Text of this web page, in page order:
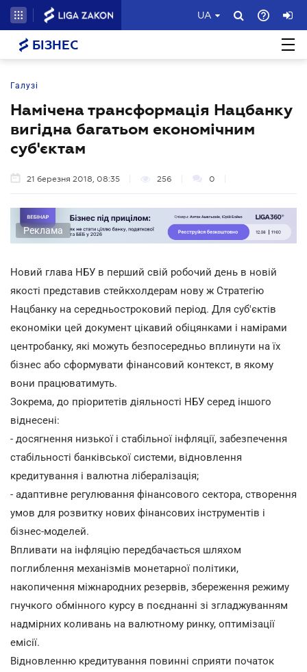
UA
БІЗНЕС
Галузі
Намічена трансформація Нацбанку
вигідна багатьом економічним
суб'єктам
21 березня 2018, 08:35 256 0
Реклама
Новий глава НБУ в перший свій робочий день в новій
якості представив стейкхолдерам нову ж Стратегію
Нацбанку на середньостроковий період. Для суб'єктів
економіки цей документ цікавий обіцянками і намірами
центробанку, які можуть безпосередньо вплинути на їх
бізнес або сформувати фінансовий контекст, в якому
вони працюватимуть.
Зокрема, до пріоритетів діяльності НБУ серед іншого
віднесені:
- досягнення низької і стабільної інфляції, забезпечення
стабільності банківської системи, відновлення
кредитування і валютна лібералізація;
- адаптивне регулювання фінансового сектора, створення
умов для розвитку нових фінансових інструментів і
бізнес-моделей.
Впливати на інфляцію передбачається шляхом
поглиблення механізмів монетарної політики,
накопичення міжнародних резервів, збереження режиму
гнучкого обмінного курсу в поєднанні зі згладжуванням
надмірних коливань на валютному ринку, оптимізації
емісії.
Відновленню кредитування повинні сприяти початок